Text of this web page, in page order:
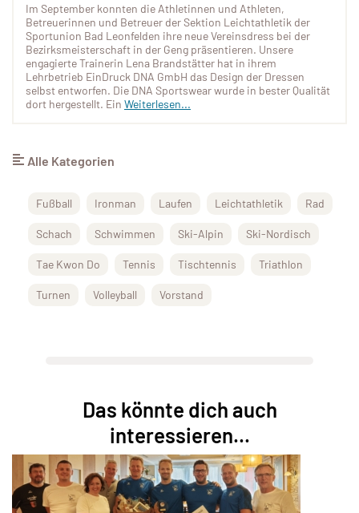
Im September konnten die Athletinnen und Athleten,
Betreuerinnen und Betreuer der Sektion Leichtathletik der
Sportunion Bad Leonfelden ihre neue Vereinsdress bei der
Bezirksmeisterschaft in der Geng präsentieren. Unsere
engagierte Trainerin Lena Brandstätter hat in ihrem
Lehrbetrieb EinDruck DNA GmbH das Design der Dressen
selbst entworfen. Die DNA Sportswear wurde in bester Qualität
dort hergestellt. Ein Weiterlesen...
Alle Kategorien
Fußball Ironman Laufen Leichtathletik Rad
Schach Schwimmen Ski-Alpin Ski-Nordisch
Tae Kwon Do Tennis Tischtennis Triathlon
Turnen Volleyball Vorstand
Das könnte dich auch
interessieren...